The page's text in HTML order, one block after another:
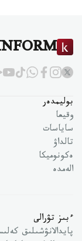
بوليمدەر
وقيعا
ساياسات
تالداۋ
ەكونوميكا
الەمدە
ءبىز تۋرالى
پايدالانۋشىلىق